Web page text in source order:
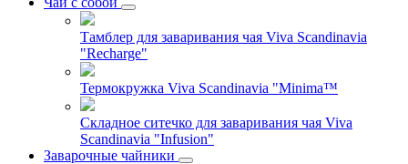
Тамблер для заваривания чая Viva Scandinavia
"Recharge"
Термокружка Viva Scandinavia "Minima™
Складное ситечко для заваривания чая Viva
Scandinavia "Infusion"
Заварочные чайники